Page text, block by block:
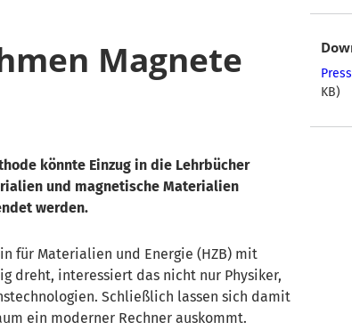
Magnete
könnte Einzug in die Lehrbücher
und magnetische Materialien
werden.
für Materialien und Energie (HZB) mit
dreht, interessiert das nicht nur Physiker,
Schließlich lassen sich damit
ein moderner Rechner auskommt.
KB)